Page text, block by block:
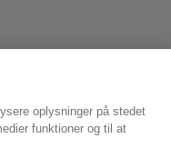
oplysninger på stedet
funktioner og til at